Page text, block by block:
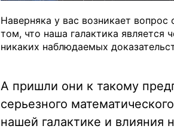
Наверняка у вас возникает
том, что наша галактика является
никаких наблюдаемых
А пришли они к такому
серьезного
нашей галактике и влияния